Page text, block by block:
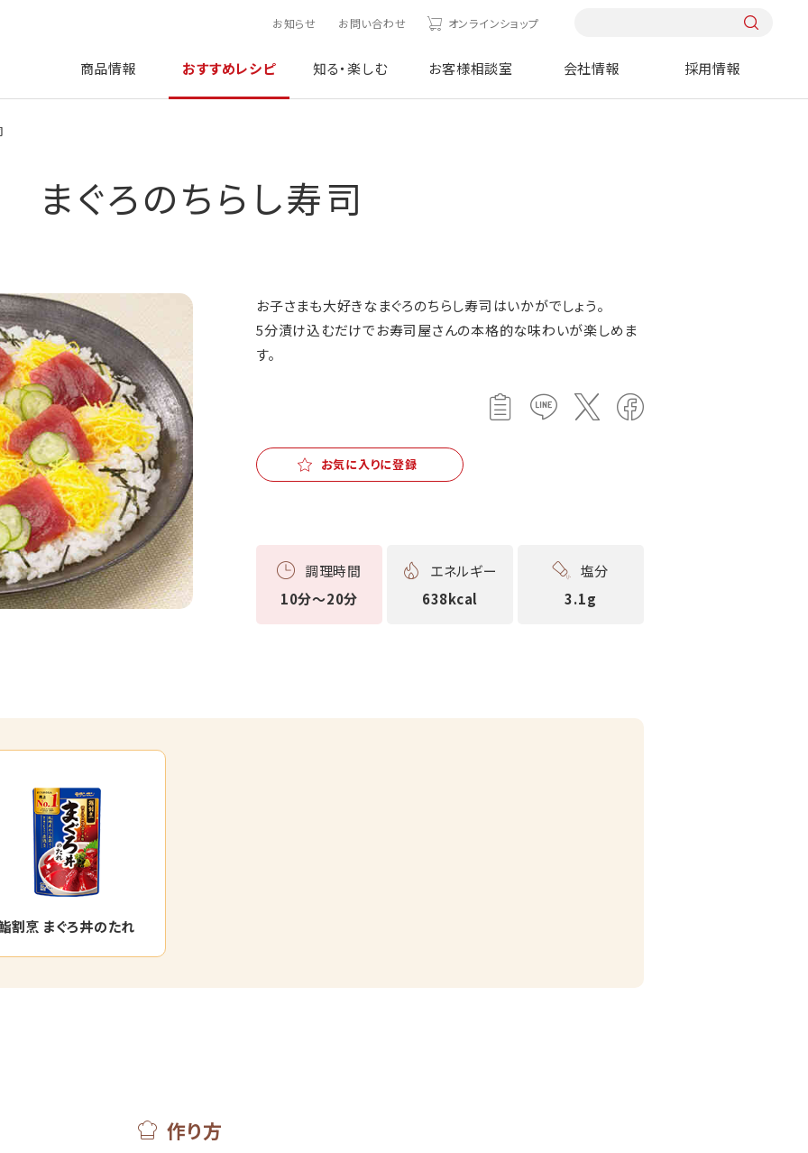
お知らせ お問い合わせ オンラインショップ
商品情報 おすすめレシピ 知る・楽しむ お客様相談室 会社情報 採用情報
まぐろのちらし寿司
お子さまも大好きなまぐろのちらし寿司はいかがでしょう。
5分漬け込むだけでお寿司屋さんの本格的な味わいが楽しめま
す。
お気に入りに登録
調理時間
10分～20分
エネルギー
638kcal
塩分
3.1g
割烹 まぐろ丼のたれ
作り方